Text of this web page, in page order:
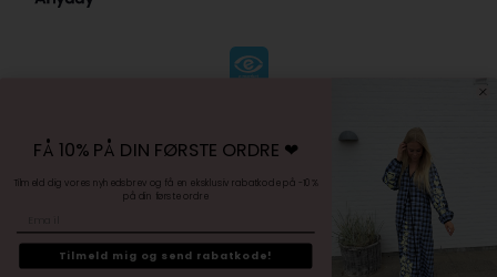
-
-
PERSONDATAPOLITIK
FÅ 10% PÅ DIN FØRSTE ORDRE ❤︎
Tilmeld dig vores nyhedsbrev og få en eksklusiv rabatkode på -10%
på din første ordre
Tilmeld mig og send rabatkode!